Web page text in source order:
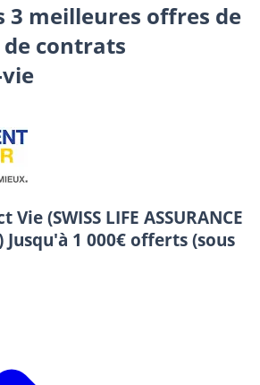
3 meilleures offres de
contrats
(SWISS LIFE ASSURANCE
Jusqu'à 1 000€ offerts (sous